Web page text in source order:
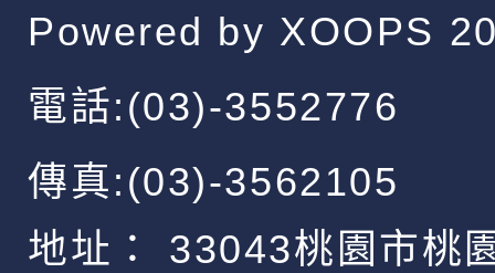
Powered by XOOPS
電話:(03)-3552776
傳真:(03)-3562105
地址：
33043桃園市桃